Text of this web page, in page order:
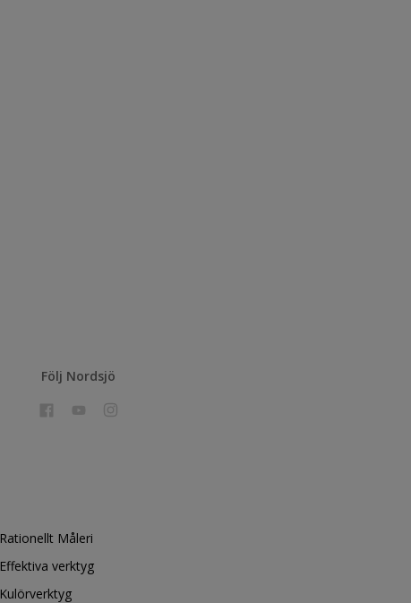
Följ Nordsjö
Rationellt Måleri
Effektiva verktyg
Kulörverktyg